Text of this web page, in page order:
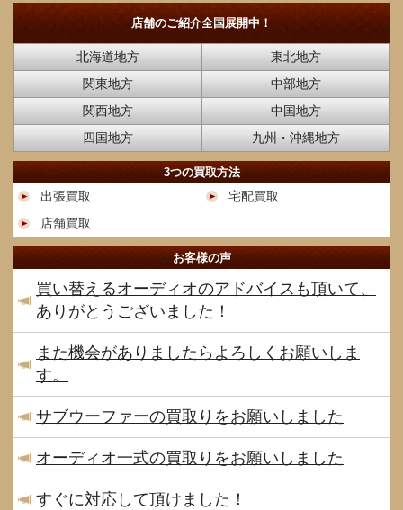
店舗のご紹介全国展開中！
北海道地方
東北地方
関東地方
中部地方
関西地方
中国地方
四国地方
九州・沖縄地方
3つの買取方法
出張買取
宅配買取
店舗買取
お客様の声
買い替えるオーディオのアドバイスも頂いて、
ありがとうございました！
また機会がありましたらよろしくお願いしま
す。
サブウーファーの買取りをお願いしました
オーディオ一式の買取りをお願いしました
すぐに対応して頂けました！